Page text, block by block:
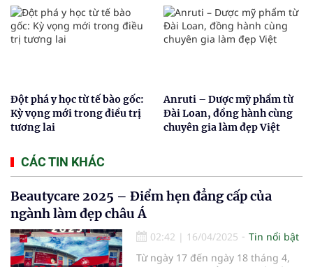
Đột phá y học từ tế bào gốc:
Kỳ vọng mới trong điều trị
tương lai
Anruti – Dược mỹ phẩm từ
Đài Loan, đồng hành cùng
chuyên gia làm đẹp Việt
CÁC TIN KHÁC
Beautycare 2025 – Điểm hẹn đẳng cấp của
ngành làm đẹp châu Á
02:42 | 16/04/2025
Tin nổi bật
Từ ngày 17 đến ngày 18 tháng 4,